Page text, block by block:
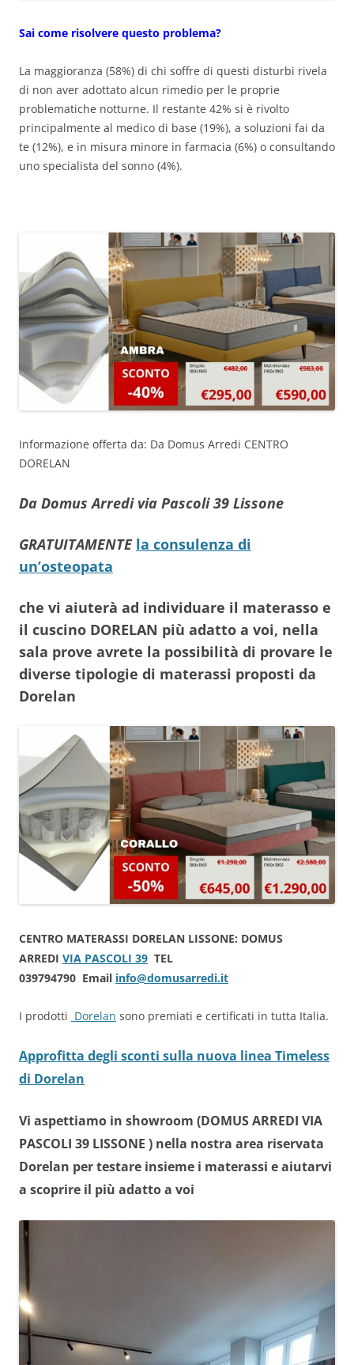
Sai come risolvere questo problema?
La maggioranza (58%) di chi soffre di questi disturbi rivela
di non aver adottato alcun rimedio per le proprie
problematiche notturne. Il restante 42% si è rivolto
principalmente al medico di base (19%), a soluzioni fai da
te (12%), e in misura minore in farmacia (6%) o consultando
uno specialista del sonno (4%).
Informazione offerta da: Da Domus Arredi CENTRO
DORELAN
Da Domus Arredi via Pascoli 39 Lissone
GRATUITAMENTE la consulenza di
un’osteopata
che vi aiuterà ad individuare il materasso e
il cuscino DORELAN più adatto a voi, nella
sala prove avrete la possibilità di provare le
diverse tipologie di materassi proposti da
Dorelan
CENTRO MATERASSI DORELAN LISSONE: DOMUS
ARREDI VIA PASCOLI 39 TEL
039794790 Email info@domusarredi.it
I prodotti Dorelan sono premiati e certificati in tutta Italia.
Approfitta degli sconti sulla nuova linea Timeless
di Dorelan
Vi aspettiamo in showroom (DOMUS ARREDI VIA
PASCOLI 39 LISSONE ) nella nostra area riservata
Dorelan per testare insieme i materassi e aiutarvi
a scoprire il più adatto a voi